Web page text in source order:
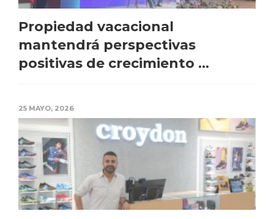
Propiedad vacacional
mantendrá perspectivas
positivas de crecimiento ...
25 MAYO, 2026